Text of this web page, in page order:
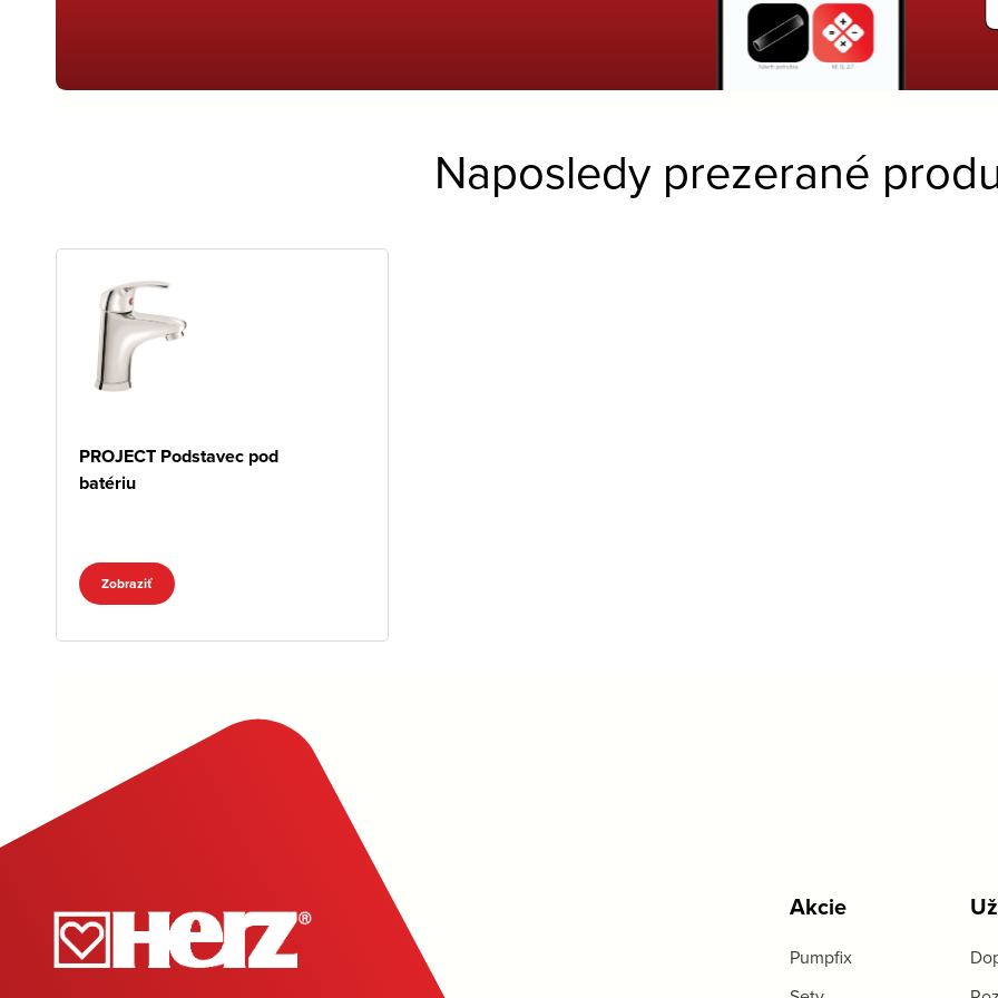
Naposledy prezerané
PROJECT Podstavec pod
batériu
Zobraziť
Akcie
Pumpfix